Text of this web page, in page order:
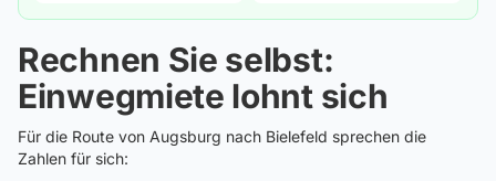
Rechnen Sie selbst:
Einwegmiete lohnt sich
Für die Route von Augsburg nach Bielefeld sprechen die
Zahlen für sich: